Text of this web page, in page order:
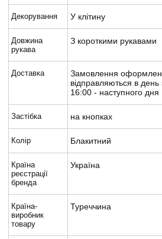
Декорування У клітину
Довжина
рукава
З короткими рукавами
Доставка
Замовлення
відправляються в
16:00 - наступного дня
Застібка на кнопках
Колір Блакитний
Країна
реєстрації
бренда
Україна
Країна-
виробник
товару
Туреччина